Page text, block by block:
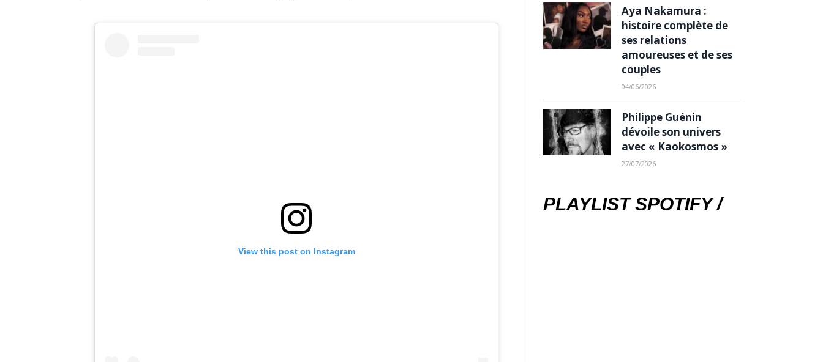
View this post on Instagram
Aya Nakamura :
histoire complète de
ses relations
amoureuses et de ses
couples
04/06/2026
Philippe Guénin
dévoile son univers
avec « Kaokosmos »
27/07/2026
PLAYLIST SPOTIFY /